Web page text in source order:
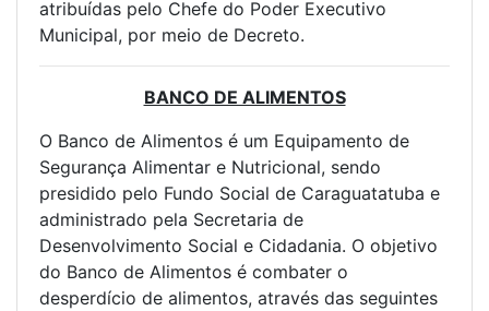
atribuídas pelo Chefe do Poder Executivo
Municipal, por meio de Decreto.
BANCO DE ALIMENTOS
O Banco de Alimentos é um Equipamento de
Segurança Alimentar e Nutricional, sendo
presidido pelo Fundo Social de Caraguatatuba e
administrado pela Secretaria de
Desenvolvimento Social e Cidadania. O objetivo
do Banco de Alimentos é combater o
desperdício de alimentos, através das seguintes